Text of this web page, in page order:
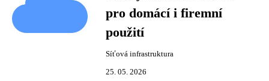
pro domácí i firemní
použití
Síťová infrastruktura
25. 05. 2026